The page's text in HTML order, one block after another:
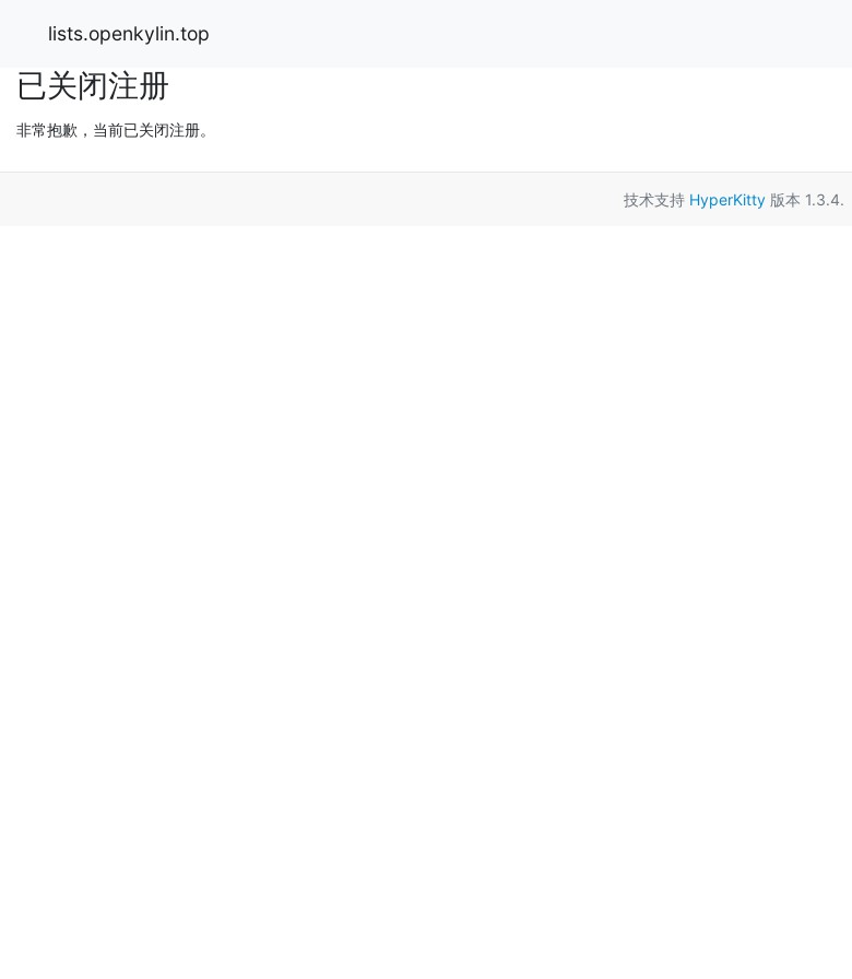
lists.openkylin.top
已关闭注册
非常抱歉，当前已关闭注册。
技术支持 HyperKitty 版本 1.3.4.